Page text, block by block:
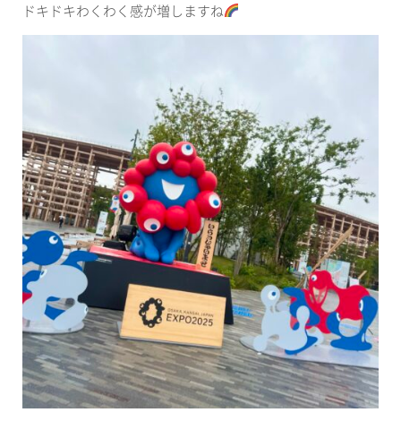
ドキドキわくわく感が増しますね